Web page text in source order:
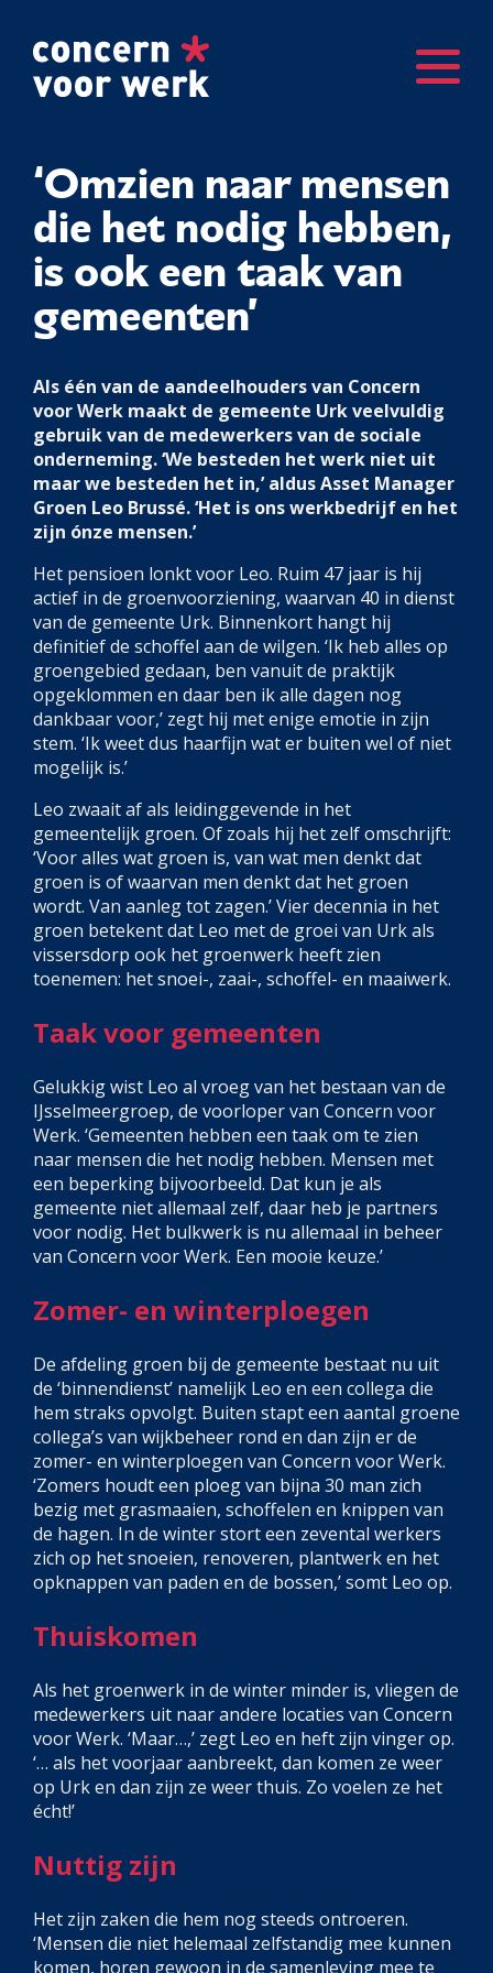
‘Omzien naar mensen
die het nodig hebben,
is ook een taak van
gemeenten’
Als één van de aandeelhouders van Concern
voor Werk maakt de gemeente Urk veelvuldig
gebruik van de medewerkers van de sociale
onderneming. ‘We besteden het werk niet uit
maar we besteden het in,’ aldus Asset Manager
Groen Leo Brussé. ‘Het is ons werkbedrijf en het
zijn ónze mensen.’
Het pensioen lonkt voor Leo. Ruim 47 jaar is hij
actief in de groenvoorziening, waarvan 40 in dienst
van de gemeente Urk. Binnenkort hangt hij
definitief de schoffel aan de wilgen. ‘Ik heb alles op
groengebied gedaan, ben vanuit de praktijk
opgeklommen en daar ben ik alle dagen nog
dankbaar voor,’ zegt hij met enige emotie in zijn
stem. ‘Ik weet dus haarfijn wat er buiten wel of niet
mogelijk is.’
Leo zwaait af als leidinggevende in het
gemeentelijk groen. Of zoals hij het zelf omschrijft:
‘Voor alles wat groen is, van wat men denkt dat
groen is of waarvan men denkt dat het groen
wordt. Van aanleg tot zagen.’ Vier decennia in het
groen betekent dat Leo met de groei van Urk als
vissersdorp ook het groenwerk heeft zien
toenemen: het snoei-, zaai-, schoffel- en maaiwerk.
Taak voor gemeenten
Gelukkig wist Leo al vroeg van het bestaan van de
IJsselmeergroep, de voorloper van Concern voor
Werk. ‘Gemeenten hebben een taak om te zien
naar mensen die het nodig hebben. Mensen met
een beperking bijvoorbeeld. Dat kun je als
gemeente niet allemaal zelf, daar heb je partners
voor nodig. Het bulkwerk is nu allemaal in beheer
van Concern voor Werk. Een mooie keuze.’
Zomer- en winterploegen
De afdeling groen bij de gemeente bestaat nu uit
de ‘binnendienst’ namelijk Leo en een collega die
hem straks opvolgt. Buiten stapt een aantal groene
collega’s van wijkbeheer rond en dan zijn er de
zomer- en winterploegen van Concern voor Werk.
‘Zomers houdt een ploeg van bijna 30 man zich
bezig met grasmaaien, schoffelen en knippen van
de hagen. In de winter stort een zevental werkers
zich op het snoeien, renoveren, plantwerk en het
opknappen van paden en de bossen,’ somt Leo op.
Thuiskomen
Als het groenwerk in de winter minder is, vliegen de
medewerkers uit naar andere locaties van Concern
voor Werk. ‘Maar…,’ zegt Leo en heft zijn vinger op.
‘… als het voorjaar aanbreekt, dan komen ze weer
op Urk en dan zijn ze weer thuis. Zo voelen ze het
écht!’
Nuttig zijn
Het zijn zaken die hem nog steeds ontroeren.
‘Mensen die niet helemaal zelfstandig mee kunnen
komen, horen gewoon in de samenleving mee te